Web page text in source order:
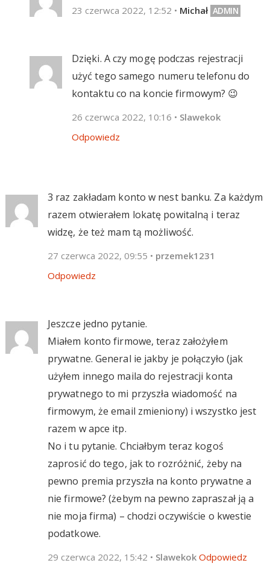
23 czerwca 2022, 12:52 • Michał
Dzięki. A czy mogę podczas rejestracji
użyć tego samego numeru telefonu do
kontaktu co na koncie firmowym? 😉
26 czerwca 2022, 10:16 • Slawekok
Odpowiedz
3 raz zakładam konto w nest banku. Za każdym
razem otwierałem lokatę powitalną i teraz
widzę, że też mam tą możliwość.
27 czerwca 2022, 09:55 • przemek1231
Odpowiedz
Jeszcze jedno pytanie.
Miałem konto firmowe, teraz założyłem
prywatne. General ie jakby je połączyło (jak
użyłem innego maila do rejestracji konta
prywatnego to mi przyszła wiadomość na
firmowym, że email zmieniony) i wszystko jest
razem w apce itp.
No i tu pytanie. Chciałbym teraz kogoś
zaprosić do tego, jak to rozróżnić, żeby na
pewno premia przyszła na konto prywatne a
nie firmowe? (żebym na pewno zapraszał ją a
nie moja firma) – chodzi oczywiście o kwestie
podatkowe.
29 czerwca 2022, 15:42 • Slawekok Odpowiedz